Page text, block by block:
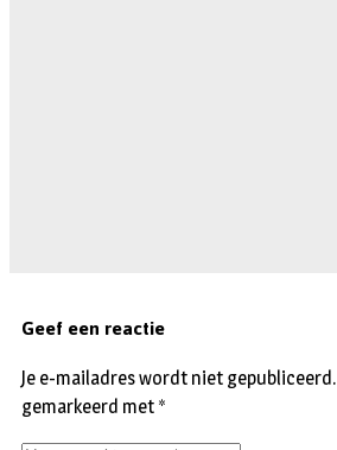
Geef een reactie
Je e-mailadres wordt niet gepubliceerd.
gemarkeerd met *